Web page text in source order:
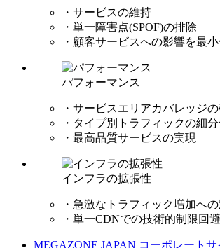
・サービスの維持
・単一障害点(SPOF)の排除
・顧客サービスへの影響を最
パフォーマンス
・サービスエリアカバレッジ
・タイプ別トラフィックの細
・最高品質サービスの実現
インフラの拡張性
・急激なトラフィック増加へ
・単一CDNでの技術的制限回避
MEGAZONE JAPAN コーポレートサ